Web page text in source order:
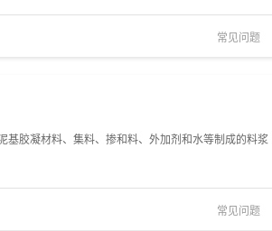
常见问题
基胶凝材料、集料、掺和料、外加剂和水等制成的料浆
常见问题